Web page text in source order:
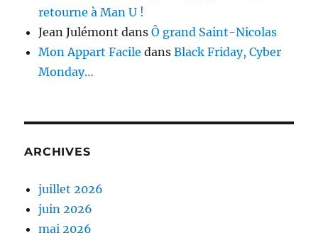
retourne à Man U !
Jean Julémont dansÔ grand Saint-Nicolas
Mon Appart Facile dansBlack Friday, Cyber
Monday…
ARCHIVES
juillet 2026
juin 2026
mai 2026